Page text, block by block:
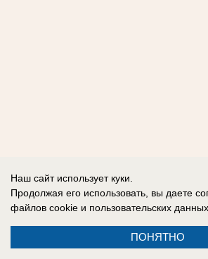
Наш сайт использует куки.
Продолжая его использовать, вы даете
файлов cookie и пользовательских данных.
ПОНЯТНО